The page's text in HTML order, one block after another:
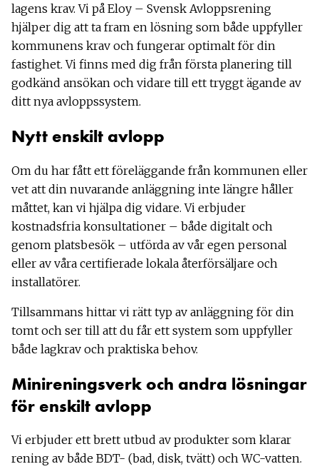
lagens krav. Vi på Eloy – Svensk Avloppsrening
hjälper dig att ta fram en lösning som både uppfyller
kommunens krav och fungerar optimalt för din
fastighet. Vi finns med dig från första planering till
godkänd ansökan och vidare till ett tryggt ägande av
ditt nya avloppssystem.
Nytt enskilt avlopp
Om du har fått ett föreläggande från kommunen eller
vet att din nuvarande anläggning inte längre håller
måttet, kan vi hjälpa dig vidare. Vi erbjuder
kostnadsfria konsultationer – både digitalt och
genom platsbesök – utförda av vår egen personal
eller av våra certifierade lokala återförsäljare och
installatörer.
Tillsammans hittar vi rätt typ av anläggning för din
tomt och ser till att du får ett system som uppfyller
både lagkrav och praktiska behov.
Minireningsverk och andra lösningar
för enskilt avlopp
Vi erbjuder ett brett utbud av produkter som klarar
rening av både BDT- (bad, disk, tvätt) och WC-vatten.